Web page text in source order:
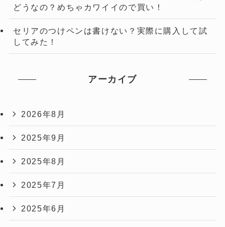
どうなの？めちゃカワイイので買い！
セリアのつけペンは書けない？実際に購入して試
してみた！
アーカイブ
2026年8月
2025年9月
2025年8月
2025年7月
2025年6月